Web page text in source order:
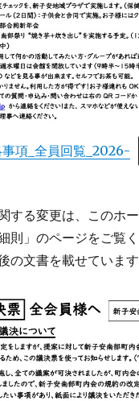
項_全員回覧_2026-
する変更は、このホ
則」のページをご覧
の文書を載せています